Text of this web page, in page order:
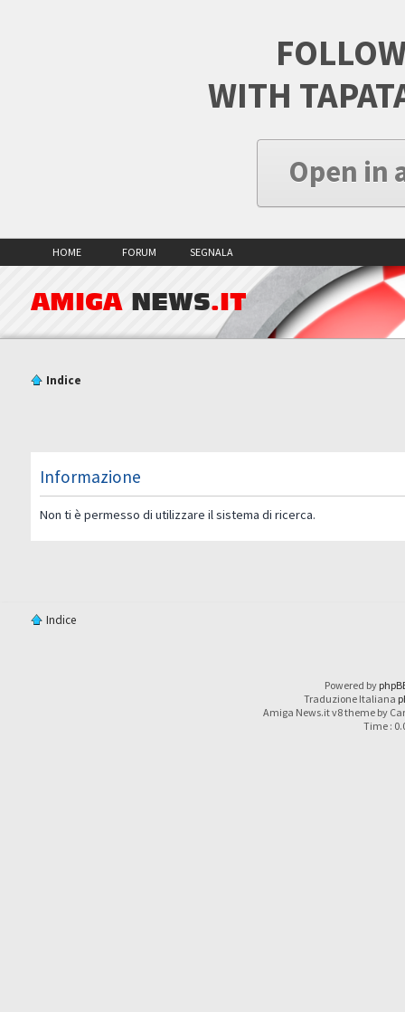
WITH
Open in
HOME FORUM SEGNALA
AMIGA NEWS.IT
Indice
Informazione
Non ti è permesso di utilizzare il sistema di ricerca.
Indice
Powered by
Traduzione Italiana
Amiga News.it v8 theme by
Time :